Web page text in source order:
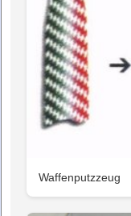
Waffenputzzeug